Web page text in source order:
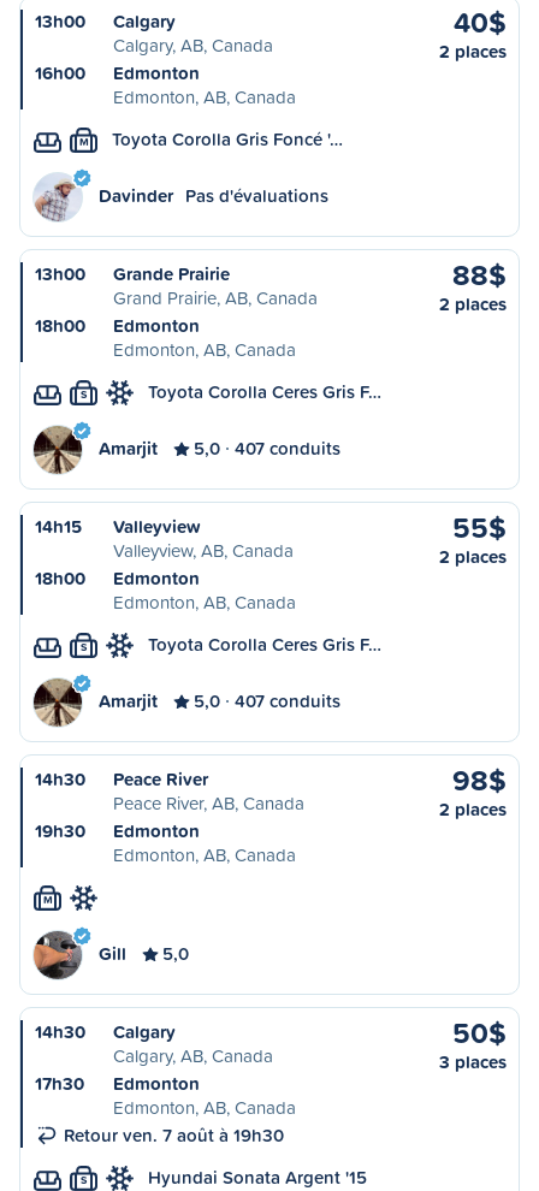
13h00
Calgary
Calgary, AB, Canada
16h00
Edmonton
Edmonton, AB, Canada
40$
2 places
M Toyota Corolla Gris Foncé '…
Davinder Pas d'évaluations
13h00
Grande Prairie
Grand Prairie, AB, Canada
18h00
Edmonton
Edmonton, AB, Canada
88$
2 places
S Toyota Corolla Ceres Gris F…
Amarjit 5,0 407 conduits
14h15
Valleyview
Valleyview, AB, Canada
18h00
Edmonton
Edmonton, AB, Canada
55$
2 places
S Toyota Corolla Ceres Gris F…
Amarjit 5,0 407 conduits
14h30
Peace River
Peace River, AB, Canada
19h30
Edmonton
Edmonton, AB, Canada
98$
2 places
M
Gill 5,0
14h30
Calgary
Calgary, AB, Canada
17h30
Edmonton
Edmonton, AB, Canada
Retour ven. 7 août à 19h30
50$
3 places
S Hyundai Sonata Argent '15